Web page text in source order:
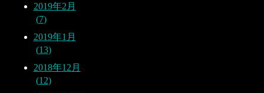
2019年2月
7
2019年1月
13
2018年12月
12